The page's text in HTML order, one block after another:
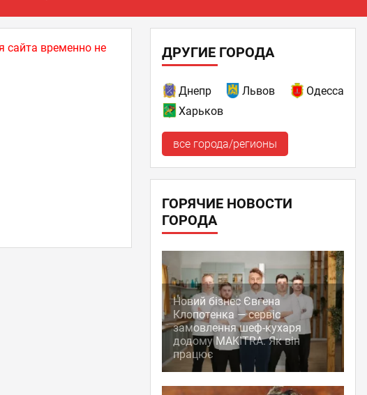
сайта временно не
ДРУГИЕ ГОРОДА
Днепр Львов
Одесса
Харьков
все города/регионы
ГОРЯЧИЕ НОВОСТИ
ГОРОДА
Новий бізнес Євгена
Клопотенка — сервіс
замовлення шеф-кухаря
додому MAKITRA. Як він
працює